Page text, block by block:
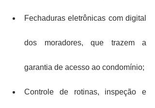
Fechaduras eletrônicas com digital
dos moradores, que trazem a
garantia de acesso ao condomínio;
Controle de rotinas, inspeção e